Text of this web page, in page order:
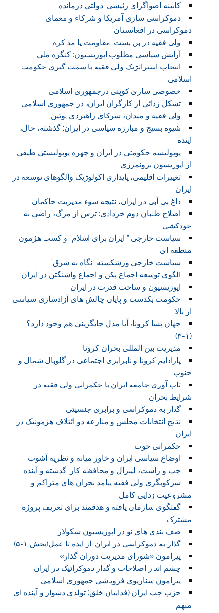
کابینه اصواگرای رئیسی: دولتی درمانده
دموکراسی سازی آمریکا و شرکاء و معمای
دموکراسی در افغانستان
ولی فقیه در بن بست: مقاومت یا مذاکره
آرایش سیاسی مطلوب اپوزیسیون: کنگره ملی
انتخاب استراتژیک ولی فقیه با سمت گیری حکومت
اسلامی
خصوصی سازی کوپنی درجمهوری اسلامی
تشکل زدائی از کارگران ایران، در جمهوری اسلامی
ولی فقیه و میدان، شرکای راهبردی پوتین
شیوه بسیج و مبارزه سیاسی در ایران: گذشته، حال،
آینده
پوپولیسم حکومتی در ایران و چهره پوپولیستی طیفی
از اپوزیسون برونمرزی
تغییرات اقلیمی، پایداری اکولوژیک والگوهای توسعه در
ایران
داغ بی آبی در ایران، نتیجه سوء مدیریت حاکمان
اصلاح طلبان دوم خردادی: ترس از مرگ، راضی به
خودکشی
سیاست خارجی ” ایران برای اسلام” و کسب هژمون
منطقه ای
سیاست خارجی ورشکسته “نگاه به شرق”
الگوی توسعه اجماع پکن و اجماع واشنگتن در ایران
اپوزیسیون و ساخت قدرت در ایران
حکومت یکدست و پایان چالش های آزادسازی سیاسی
از بالا
جهان پسا کرونا، آیا مدل جایگزینی هم وجود دارد؟-
(۱-۳)
مدیریت بین المللی بحران کرونا
پارادایم کرونا و نابرابری اجتماعی در گلوبال شمال و
جنوب
تاب آوری جامعه ایران با حکمرانی ولی فقیه در
شرایط بحران
گذار به دموکراسی و برابری جنسیتی
نتایج انتخابات مجلس و منازعه دو ائتلاف هژمونیک در
ایران
حکمرانی خوب
اوضاع سیاسی ایران و خاور میانه و نظریه آشوب
چپ و راست، لیبرال و محافظه کار: گذشته و آینده
سرکوبگری ولی فقیه پیامد بحران های متراکم و
مشروعیت زدایی کامل
گفتگوی سازمان یافته و هدفمند برای تعریف پروژه
مشترک
صف بندی های نو در اپوزیسیون سکولار
گذار به دموکراسی در ایران: از ایده تا عمل(بخش ۱-۵)
پیرامون «شورای مدیریت دوران گذار»
چشم انداز اصلاحات و گذار دموکراتیک در ایران
پیرامون سناریوی فروپاشی جمهوری اسلامی
حزب چپ ایران (فداییان خلق) تولدی دشوار و آینده ای
مبهم